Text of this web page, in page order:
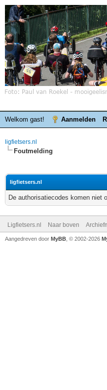
Welkom gast! Aanmelden
ligfietsers.nl
Foutmelding
ligfietsers.nl
De authorisatiecodes komen niet
Ligfietsers.nl Naar boven
Aangedreven door MyBB , © 2002-2026